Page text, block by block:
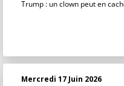
Trump : un clown peut en
Mercredi 17 Juin 2026